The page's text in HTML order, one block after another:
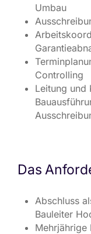
Umbau
Controlling
Leitung und
Das
Abschluss
Bauleiter
Mehrjährige